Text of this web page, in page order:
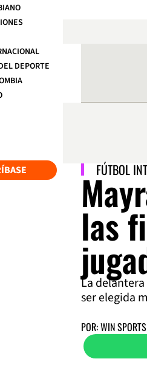
DEPORTE
FÚTBOL
las
La
ser elegida
POR: WIN SPORTS